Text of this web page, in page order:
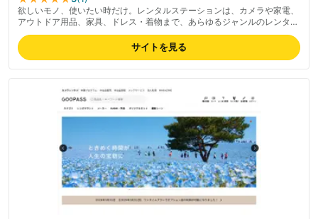
欲しいモノ、使いたい時だけ。レンタルステーションは、カメラや家電、
アウトドア用品、家具、ドレス・着物まで、あらゆるジャンルのレンタル
情報を集結した日本最大級のレンタル比較サイトです。あなたの“借りた
い”をスマートに実現。
サイトを見る